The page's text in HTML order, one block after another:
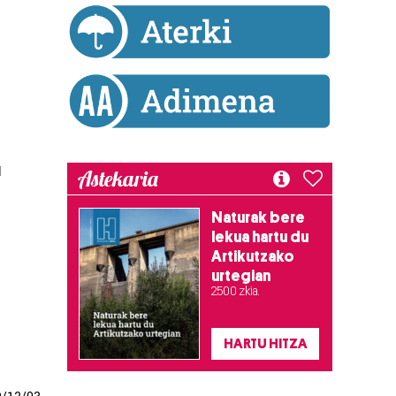
Astekaria
Naturak bere
lekua hartu du
Artikutzako
urtegian
2.500 zkia.
HARTU HITZA